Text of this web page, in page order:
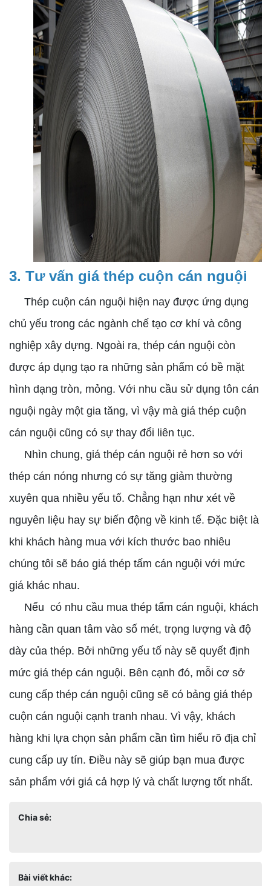
3. Tư vấn giá thép cuộn cán nguội
Thép cuộn cán nguội hiện nay được ứng dụng
chủ yếu trong các ngành chế tạo cơ khí và công
nghiệp xây dựng. Ngoài ra, thép cán nguội còn
được áp dụng tạo ra những sản phẩm có bề mặt
hình dạng tròn, mỏng. Với nhu cầu sử dụng tôn cán
nguội ngày một gia tăng, vì vậy mà giá thép cuộn
cán nguội cũng có sự thay đổi liên tục.
Nhìn chung, giá thép cán nguội rẻ hơn so với
thép cán nóng nhưng có sự tăng giảm thường
xuyên qua nhiều yếu tố. Chẳng hạn như xét về
nguyên liệu hay sự biến động về kinh tế. Đặc biệt là
khi khách hàng mua với kích thước bao nhiêu
chúng tôi sẽ báo giá thép tấm cán nguội với mức
giá khác nhau.
Nếu có nhu cầu mua thép tấm cán nguội, khách
hàng cần quan tâm vào số mét, trọng lượng và độ
dày của thép. Bởi những yếu tố này sẽ quyết định
mức giá thép cán nguội. Bên cạnh đó, mỗi cơ sở
cung cấp thép cán nguội cũng sẽ có bảng giá thép
cuộn cán nguội cạnh tranh nhau. Vì vậy, khách
hàng khi lựa chọn sản phẩm cần tìm hiểu rõ địa chỉ
cung cấp uy tín. Điều này sẽ giúp bạn mua được
sản phẩm với giá cả hợp lý và chất lượng tốt nhất.
Chia sẻ:
Bài viết khác: